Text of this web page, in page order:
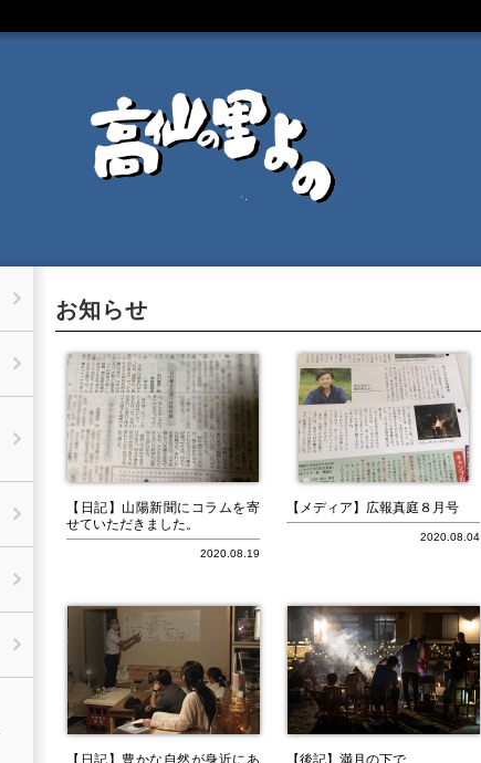
お知らせ
【日記】山陽新聞にコラムを寄
せていただきました。
2020.08.19
【メディア】広報真庭８月号
2020.08.04